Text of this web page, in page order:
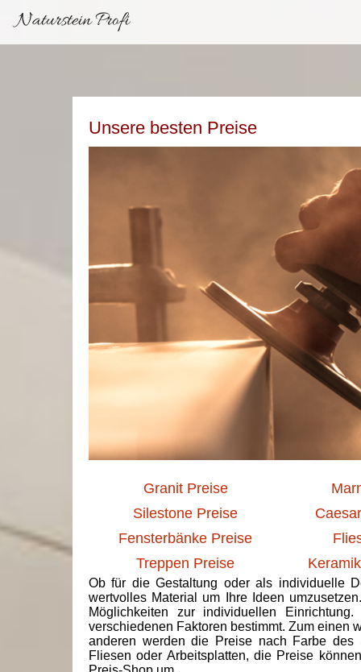
Naturstein Profi
Unsere besten Preise
Granit Preise
Silestone Preise
Fensterbänke Preise
Treppen Preise
Ob für die Gestaltung oder als individuelle
wertvolles Material um Ihre Ideen
Möglichkeiten zur individuellen
verschiedenen Faktoren bestimmt. Zum einen
anderen werden die Preise nach Farbe des
Fliesen oder Arbeitsplatten, die Preise